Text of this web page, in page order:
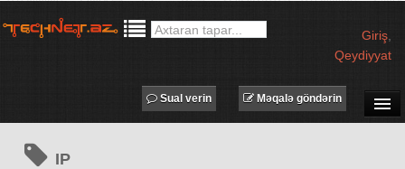
Giriş
Qeydiyyat
Məqalə göndərin
Sual verin
IP